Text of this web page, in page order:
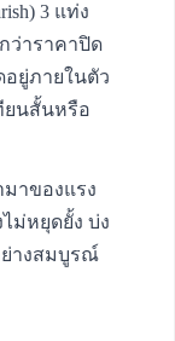
3 แท่ง
ว่าราคาปิด
ยู่ภายในตัว
ยนสั้นหรือ
มาของแรง
ม่หยุดยั้ง บ่ง
างสมบูรณ์